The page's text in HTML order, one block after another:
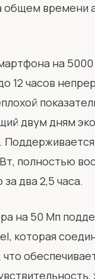
общем времени
на
12 часов
двум дням
полностью
два 2,5 часа.
на 50 Мп
которая
что